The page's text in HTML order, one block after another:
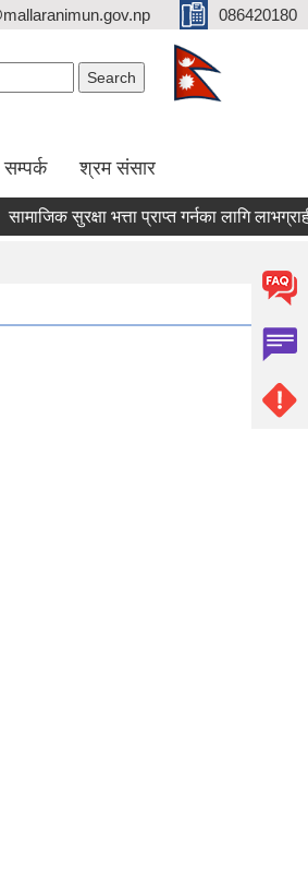
086420180
सम्पर्क श्रम संसार
सुरक्षा भत्ता प्राप्त गर्नका लागि